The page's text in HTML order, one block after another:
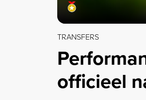
TRANSFERS
officieel